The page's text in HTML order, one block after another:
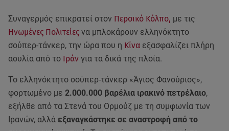
Συναγερμός επικρατεί στον Περσικό Κόλπο, με τις
Ηνωμένες Πολιτείες να μπλοκάρουν ελληνόκτητο
σούπερ-τάνκερ, την ώρα που η Κίνα εξασφαλίζει πλήρη
ασυλία από το Ιράν για τα δικά της πλοία.
Το ελληνόκτητο σούπερ-τάνκερ «Άγιος Φανούριος»,
φορτωμένο με 2.000.000 βαρέλια ιρακινό πετρέλαιο,
εξήλθε από τα Στενά του Ορμούζ με τη συμφωνία των
Ιρανών, αλλά εξαναγκάστηκε σε αναστροφή από το